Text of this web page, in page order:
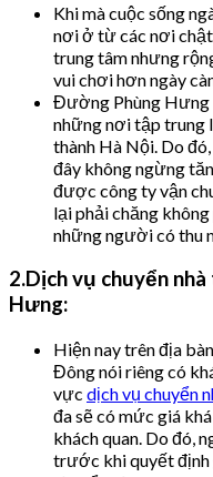
Khi mà cuộc sống
nơi ở từ các nơi
trung tâm nhưng
vui chơi hơn ngày
Đường Phùng Hưng
những nơi tập trung
thành Hà Nội. Do
đây không ngừng
được công ty vận
lại phải chăng
những người có thu
2.Dịch vụ chuyển
Hưng:
Hiện nay trên địa
Đông nói riêng có
vực dịch vụ chuyển
đa sẽ có mức giá
khách quan. Do đó,
trước khi quyết định